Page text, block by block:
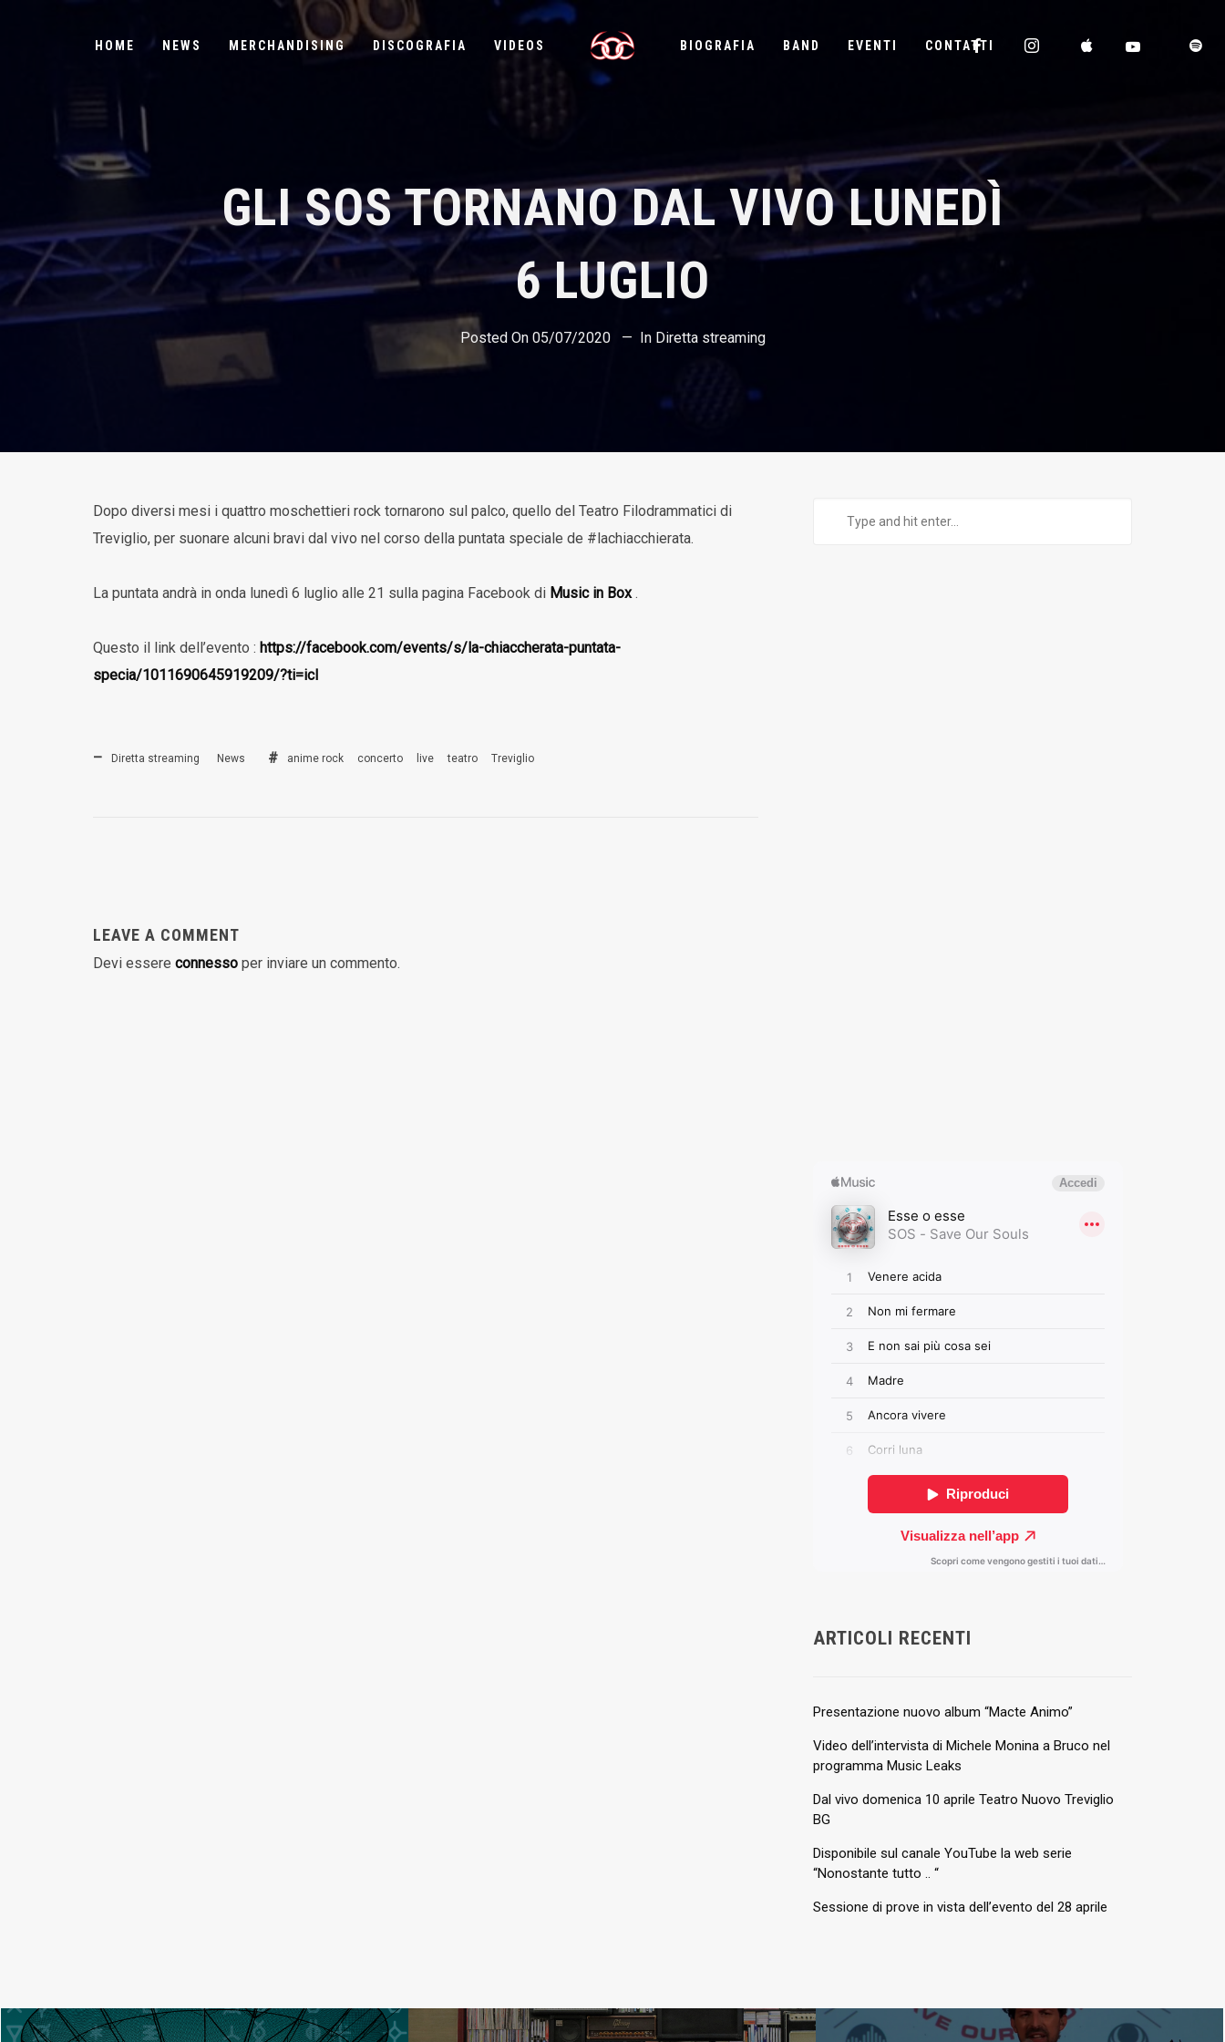
HOME NEWS MERCHANDISING DISCOGRAFIA VIDEOS BIOGRAFIA BAND EVENTI CONTATTI
GLI SOS TORNANO DAL VIVO LUNEDÌ
6 LUGLIO
Posted On 05/07/2020 In Diretta streaming
Dopo diversi mesi i quattro moschettieri rock tornarono sul palco, quello del Teatro Filodrammatici di
Treviglio, per suonare alcuni bravi dal vivo nel corso della puntata speciale de #lachiacchierata.
La puntata andrà in onda lunedì 6 luglio alle 21 sulla pagina Facebook di Music in Box.
Questo il link dell’evento : https://facebook.com/events/s/la-chiaccherata-puntata-
specia/1011690645919209/?ti=icl
Diretta streaming News anime rock concerto live teatro Treviglio
LEAVE A COMMENT
Devi essere connesso per inviare un commento.
ARTICOLI RECENTI
Presentazione nuovo album “Macte Animo”
Video dell’intervista di Michele Monina a Bruco nel
programma Music Leaks
Dal vivo domenica 10 aprile Teatro Nuovo Treviglio
BG
Disponibile sul canale YouTube la web serie
“Nonostante tutto .. “
Sessione di prove in vista dell’evento del 28 aprile